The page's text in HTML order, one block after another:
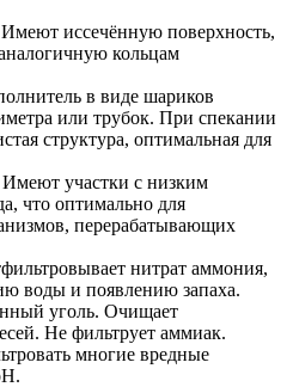
иссечённую поверхность,
кольцам
в виде шариков
или трубок. При спекании
структура, оптимальная для
участки с низким
что оптимально для
перерабатывающих
нитрат аммония,
воды и появлению запаха.
уголь. Очищает
Не фильтрует аммиак.
многие вредные